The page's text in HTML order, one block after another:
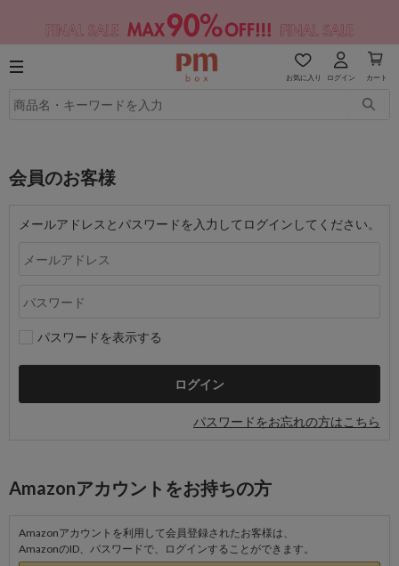
お気に入り ログイン カート
会員のお客様
メールアドレスとパスワードを入力してログインしてください。
パスワードを表示する
パスワードをお忘れの方はこちら
Amazonアカウントをお持ちの方
Amazonアカウントを利用して会員登録されたお客様は、
AmazonのID、パスワードで、ログインすることができます。